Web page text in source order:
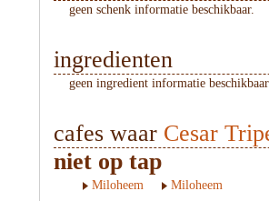
geen schenk informatie beschikbaar.
ingredienten
geen ingredient informatie
cafes waar Cesar
niet op tap
Miloheem Miloheem